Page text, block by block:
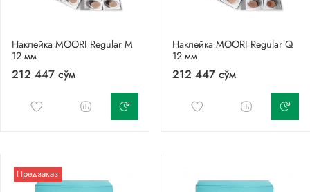
Наклейка MOORI Regular M
12 мм
212 447 сўм
Наклейка MOORI Regular Q
12 мм
212 447 сўм
Предзаказ